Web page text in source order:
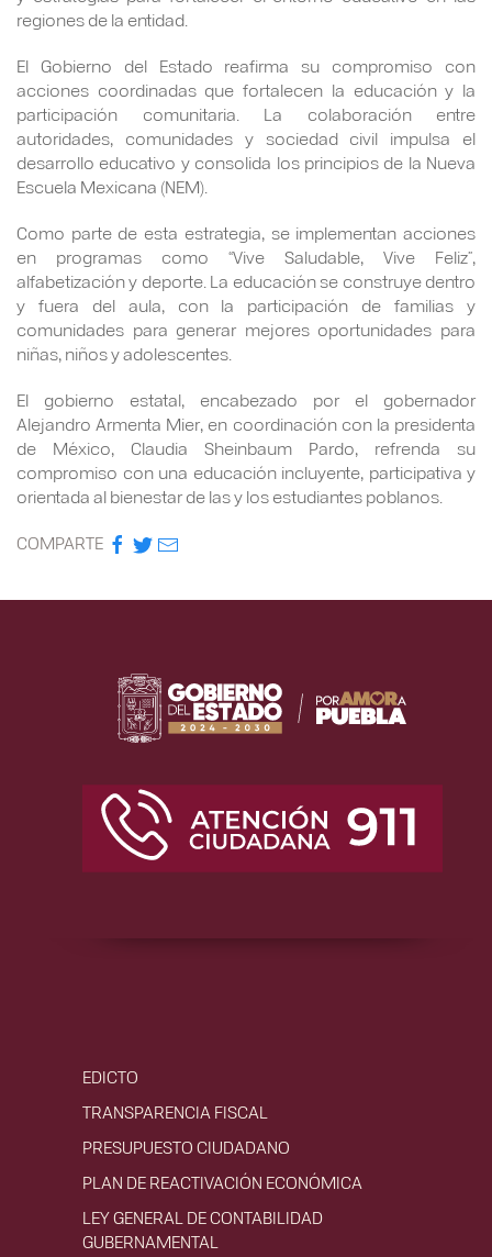
regiones de la entidad.
El Gobierno del Estado reafirma su compromiso con
acciones coordinadas que fortalecen la educación y la
participación comunitaria. La colaboración entre
autoridades, comunidades y sociedad civil impulsa el
desarrollo educativo y consolida los principios de la Nueva
Escuela Mexicana (NEM).
Como parte de esta estrategia, se implementan acciones
en programas como “Vive Saludable, Vive Feliz”,
alfabetización y deporte. La educación se construye dentro
y fuera del aula, con la participación de familias y
comunidades para generar mejores oportunidades para
niñas, niños y adolescentes.
El gobierno estatal, encabezado por el gobernador
Alejandro Armenta Mier, en coordinación con la presidenta
de México, Claudia Sheinbaum Pardo, refrenda su
compromiso con una educación incluyente, participativa y
orientada al bienestar de las y los estudiantes poblanos.
COMPARTE
EDICTO
TRANSPARENCIA FISCAL
PRESUPUESTO CIUDADANO
PLAN DE REACTIVACIÓN ECONÓMICA
LEY GENERAL DE CONTABILIDAD
GUBERNAMENTAL